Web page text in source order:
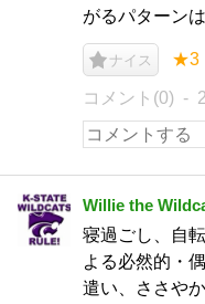
がるパターンは
ナイス ★3
コメント(0)
Willie the
寝過ごし、自
よる必然的・
遣い、ささや